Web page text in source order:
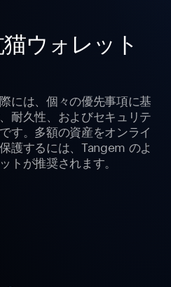
ウォレット
には、個々の優先事項に基
耐久性、およびセキュリテ
す。多額の資産をオンライ
護するには、Tangem のよ
トが推奨されます。